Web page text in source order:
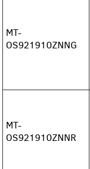
MT-
OS921910ZNNG
MT-
OS921910ZNNR